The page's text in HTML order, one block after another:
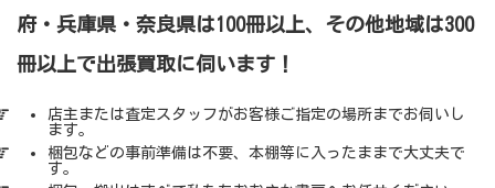
府・兵庫県・奈良県は100冊以上、その他地域は300
冊以上で出張買取に伺います！
店主または査定スタッフがお客様ご指定の場所までお伺いし
ます。
梱包などの事前準備は不要、本棚等に入ったままで大丈夫で
す。